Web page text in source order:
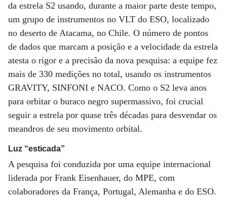
da estrela S2 usando, durante a maior parte deste tempo,
um grupo de instrumentos no VLT do ESO, localizado
no deserto de Atacama, no Chile. O número de pontos
de dados que marcam a posição e a velocidade da estrela
atesta o rigor e a precisão da nova pesquisa: a equipe fez
mais de 330 medições no total, usando os instrumentos
GRAVITY, SINFONI e NACO. Como o S2 leva anos
para orbitar o buraco negro supermassivo, foi crucial
seguir a estrela por quase três décadas para desvendar os
meandros de seu movimento orbital.
Luz “esticada”
A pesquisa foi conduzida por uma equipe internacional
liderada por Frank Eisenhauer, do MPE, com
colaboradores da França, Portugal, Alemanha e do ESO.